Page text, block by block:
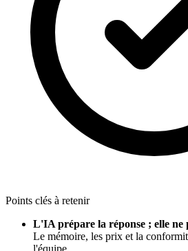
Points clés à retenir
L'IA prépare la réponse ; elle ne
Le mémoire, les prix et la
l'équipe.